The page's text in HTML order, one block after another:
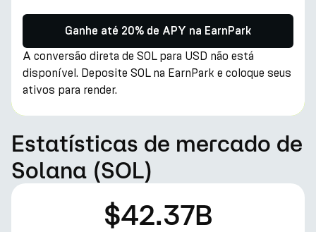
Ganhe até 20% de APY na EarnPark
A conversão direta de SOL para USD não está
disponível. Deposite SOL na EarnPark e coloque seus
ativos para render.
Estatísticas de mercado de
Solana (SOL)
$42.37B